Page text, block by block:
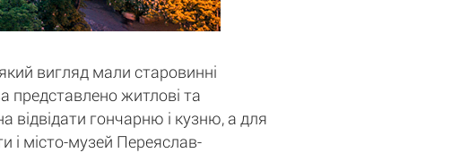
вигляд мали старовинні
представлено житлові та
відвідати гончарню і кузню, а для
і місто-музей Переяслав-